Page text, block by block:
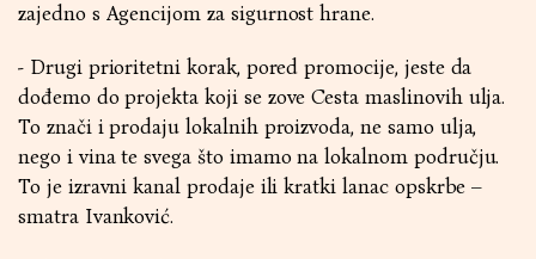
zajedno s Agencijom za sigurnost hrane.
- Drugi prioritetni korak, pored promocije, jeste da
dođemo do projekta koji se zove Cesta maslinovih ulja.
To znači i prodaju lokalnih proizvoda, ne samo ulja,
nego i vina te svega što imamo na lokalnom području.
To je izravni kanal prodaje ili kratki lanac opskrbe –
smatra Ivanković.